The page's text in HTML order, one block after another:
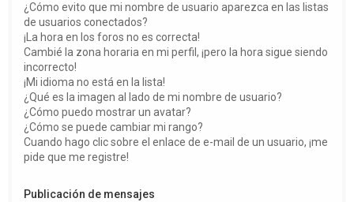
¿Cómo evito que mi nombre de usuario aparezca en las listas
de usuarios conectados?
¡La hora en los foros no es correcta!
Cambié la zona horaria en mi perfil, ¡pero la hora sigue siendo
incorrecto!
¡Mi idioma no está en la lista!
¿Qué es la imagen al lado de mi nombre de usuario?
¿Cómo puedo mostrar un avatar?
¿Cómo se puede cambiar mi rango?
Cuando hago clic sobre el enlace de e-mail de un usuario, ¡me
pide que me registre!
Publicación de mensajes